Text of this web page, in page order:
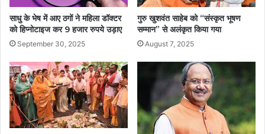
साधु के भेष में आए ठगों ने महिला डॉक्टर
को हिप्नोटाइज कर 9 हजार रुपये उड़ाए
September 30, 2025
गुरु खुशवंत साहेब को “संस्कृत भूषण
सम्मान” से अलंकृत किया गया
August 7, 2025